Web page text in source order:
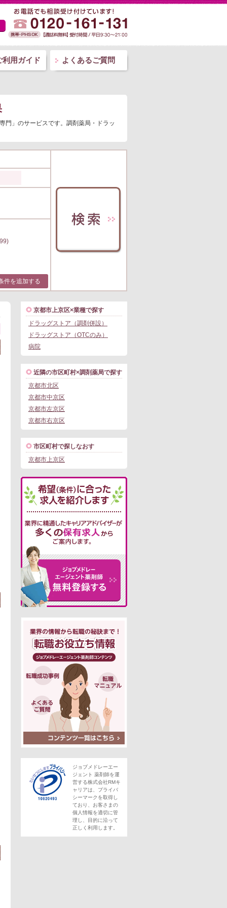
利用ガイド よくあるご質問
門」のサービスです。調剤薬局・ドラッ
件を追加する
この求人にフォームで問い合わせる
この求人にフォームで問い合わせる
京都市上京区×業種で探す
ドラッグストア（調剤併設）
ドラッグストア（OTCのみ）
病院
近隣の市区町村×調剤薬局で探す
京都市北区
京都市中京区
京都市左京区
京都市右京区
市区町村で探しなおす
京都市上京区
ジョブメドレーエー
ジェント 薬剤師を運
営する株式会社RMキ
ャリアは、プライバ
シーマークを取得し
ており、お客さまの
個人情報を適切に管
理し、目的に沿って
正しく利用します。